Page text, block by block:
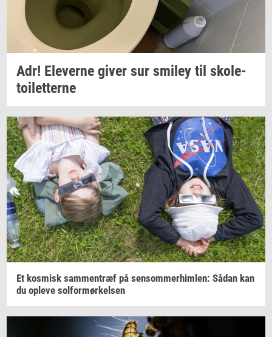
Adr! Ele­ver­ne giver sur smiley til sko­le­
toilet­ter­ne
Et kos­misk sam­men­træf på sen­som­mer­him­len: Sådan kan
du op­le­ve sol­for­mør­kel­sen